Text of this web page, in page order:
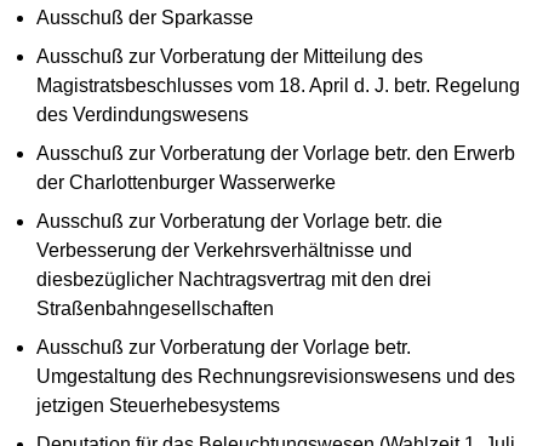
Ausschuß der Sparkasse
Ausschuß zur Vorberatung der Mitteilung des
Magistratsbeschlusses vom 18. April d. J. betr. Regelung
des Verdindungswesens
Ausschuß zur Vorberatung der Vorlage betr. den Erwerb
der Charlottenburger Wasserwerke
Ausschuß zur Vorberatung der Vorlage betr. die
Verbesserung der Verkehrsverhältnisse und
diesbezüglicher Nachtragsvertrag mit den drei
Straßenbahngesellschaften
Ausschuß zur Vorberatung der Vorlage betr.
Umgestaltung des Rechnungsrevisionswesens und des
jetzigen Steuerhebesystems